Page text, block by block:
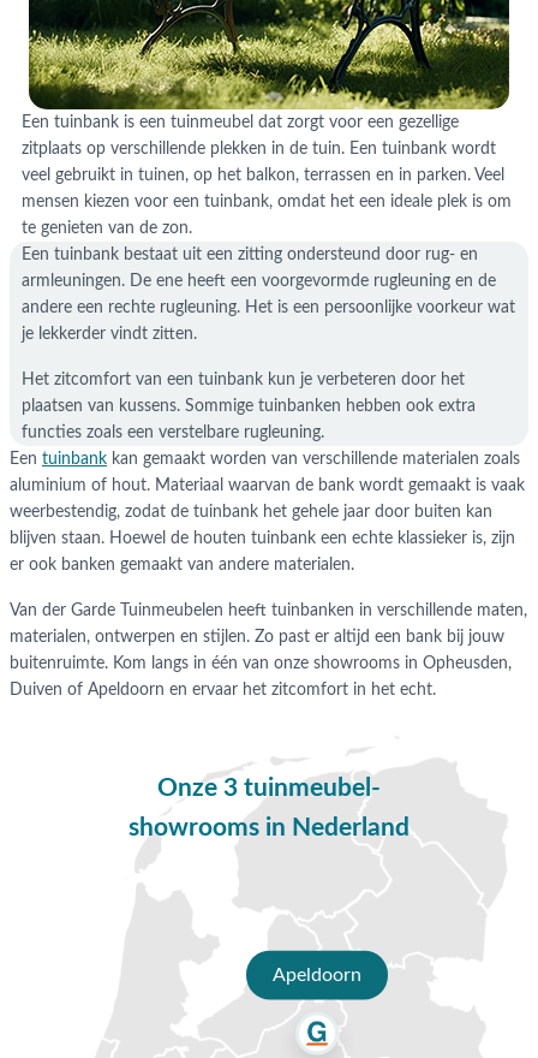
Een tuinbank is een tuinmeubel dat zorgt voor een gezellige
zitplaats op verschillende plekken in de tuin. Een tuinbank wordt
veel gebruikt in tuinen, op het balkon, terrassen en in parken. Veel
mensen kiezen voor een tuinbank, omdat het een ideale plek is om
te genieten van de zon.
Een tuinbank bestaat uit een zitting ondersteund door rug- en
armleuningen. De ene heeft een voorgevormde rugleuning en de
andere een rechte rugleuning. Het is een persoonlijke voorkeur wat
je lekkerder vindt zitten.
Het zitcomfort van een tuinbank kun je verbeteren door het
plaatsen van kussens. Sommige tuinbanken hebben ook extra
functies zoals een verstelbare rugleuning.
Een tuinbank kan gemaakt worden van verschillende materialen zoals
aluminium of hout. Materiaal waarvan de bank wordt gemaakt is vaak
weerbestendig, zodat de tuinbank het gehele jaar door buiten kan
blijven staan. Hoewel de houten tuinbank een echte klassieker is, zijn
er ook banken gemaakt van andere materialen.
Van der Garde Tuinmeubelen heeft tuinbanken in verschillende maten,
materialen, ontwerpen en stijlen. Zo past er altijd een bank bij jouw
buitenruimte. Kom langs in één van onze showrooms in Opheusden,
Duiven of Apeldoorn en ervaar het zitcomfort in het echt.
Onze 3 tuinmeubel-
showrooms in Nederland
Apeldoorn